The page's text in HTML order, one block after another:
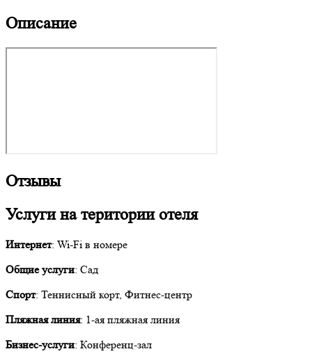
Описание
Отзывы
Услуги на територии отеля
Интернет: Wi-Fi в номере
Общие услуги: Сад
Спорт: Теннисный корт, Фитнес-центр
Пляжная линия: 1-ая пляжная линия
Бизнес-услуги: Конференц-зал